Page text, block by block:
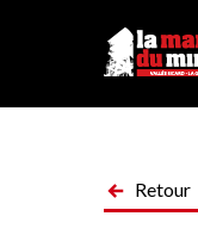
Retour